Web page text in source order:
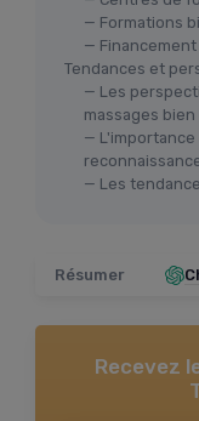
— Formations
—
Tendances et
— Les
massages
—
— Les
Résumer
Recevez